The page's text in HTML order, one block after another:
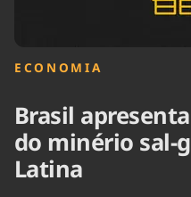
ECONOMIA
Brasil
do minério sal-
Latina